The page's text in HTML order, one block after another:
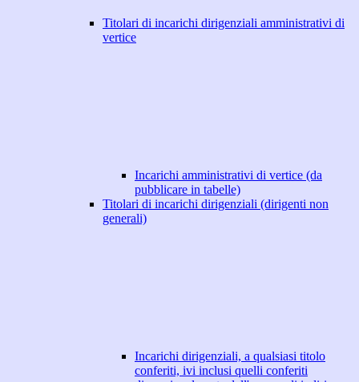
Titolari di incarichi dirigenziali amministrativi di
vertice
Incarichi amministrativi di vertice (da
pubblicare in tabelle)
Titolari di incarichi dirigenziali (dirigenti non
generali)
Incarichi dirigenziali, a qualsiasi titolo
conferiti, ivi inclusi quelli conferiti